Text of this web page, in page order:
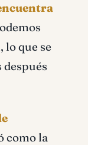
lo que se
como la